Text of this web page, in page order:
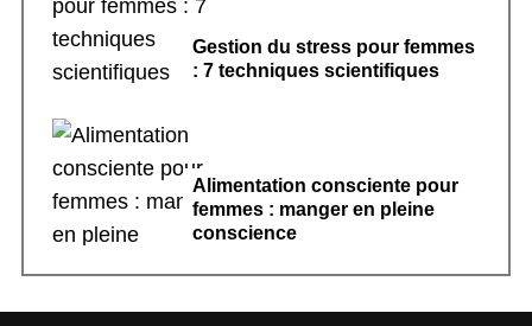
Gestion du stress pour femmes
: 7 techniques scientifiques
Alimentation consciente pour
femmes : manger en pleine
conscience